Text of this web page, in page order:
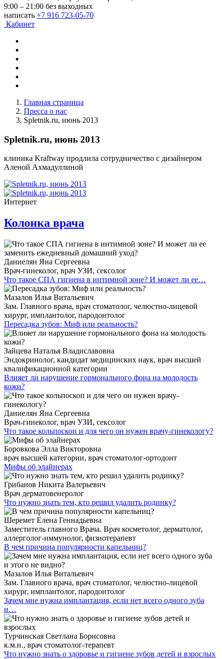
9:00 – 21:00 без выходных
написать +7 916 723-05-70
Кабинет
Главная страница
Пресса о нас
Spletnik.ru, июнь 2013
Spletnik.ru, июнь 2013
клиника Kraftway продлила сотрудничество с дизайнером
Аленой Ахмадуллиной
Интернет
Колонка врача
Даниелян Яна Сергеевна
Врач-гинеколог, врач УЗИ, сексолог
Что такое СПА гигиена в интимной зоне? И может ли ее…
Мазалов Илья Витальевич
Зам. Главного врача, врач стоматолог, челюстно-лицевой
хирург, имплантолог, пародонтолог
Пересадка зубов: Миф или реальность?
Зайцева Наталья Владиславовна
Эндокринолог, кандидат медицинских наук, врач высшей
квалификационной категории
Влияет ли нарушение гормонального фона на молодость
кожи?
Даниелян Яна Сергеевна
Врач-гинеколог, врач УЗИ, сексолог
Что такое кольпоскоп и для чего он нужен врачу-гинекологу?
Боровкова Элла Викторовна
врач высшей категории, врач стоматолог-ортодонт
Мифы об элайнерах
Грибанов Никита Валерьевич
Врач дерматовенеролог
Что нужно знать тем, кто решил удалить родинку?
Шеремет Елена Геннадьевна
Заместитель главного Врача. Врач косметолог, дерматолог,
аллерголог-иммунолог, физиотерапевт
В чем причина популярности капельниц?
Мазалов Илья Витальевич
Зам. Главного врача, врач стоматолог, челюстно-лицевой
хирург, имплантолог, пародонтолог
Зачем мне нужна имплантация, если нет всего одного зуба
и…
Турчинская Светлана Борисовна
к.м.н., врач стоматолог-терапевт
Что нужно знать о здоровье и гигиене зубов детей и взрослых